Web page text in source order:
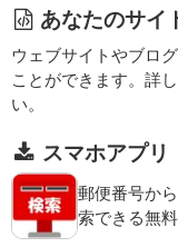
あなたのサイ
ウェブサイトやブロ
ことができます。詳
い。
スマホアプリ
郵便番号か
索できる無